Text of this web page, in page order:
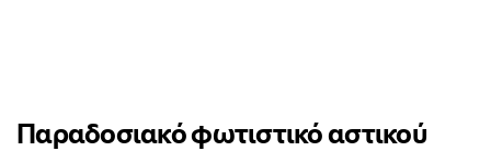
Παραδοσιακό φωτιστικό αστικού